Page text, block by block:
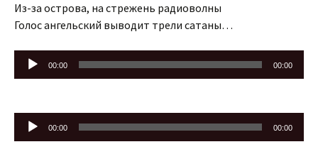
Из-за острова, на стрежень радиоволны
Голос ангельский выводит трели сатаны…
Аудиоплеер
00:00 00:00
Аудиоплеер
00:00 00:00